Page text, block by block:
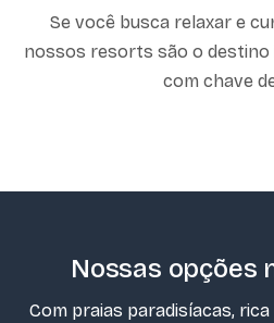
Se você busca relaxar e
nossos resorts são o destino
com chave
Nossas opções
Com praias paradisíacas,